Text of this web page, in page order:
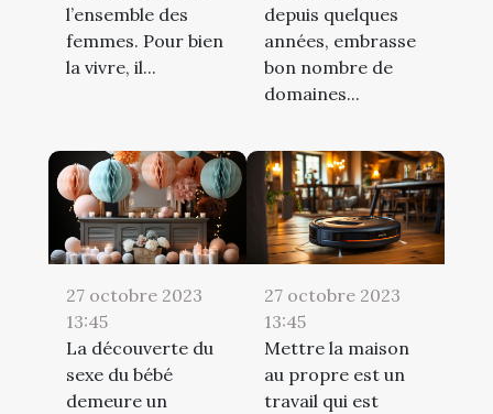
l’ensemble des
femmes. Pour bien
la vivre, il...
depuis quelques
années, embrasse
bon nombre de
domaines...
27 octobre 2023
13:45
La découverte du
sexe du bébé
demeure un
27 octobre 2023
13:45
Mettre la maison
au propre est un
travail qui est